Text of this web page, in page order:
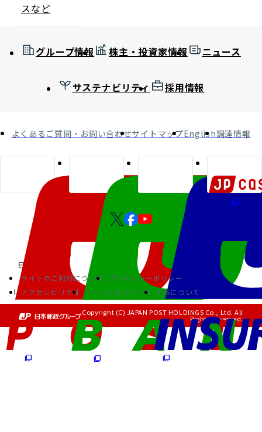
スなど
グループ情報 株主・投資家情報 ニュース
サステナビリティ 採用情報
よくあるご質問・お問い合わせサイトマップEnglish調達情報
サイトのご利用について
プライバシーポリシー
アクセシビリティ
ソーシャルメディア RSSについて
Copyright (C) JAPAN POST HOLDINGS Co., Ltd. All
Rights Reserved.